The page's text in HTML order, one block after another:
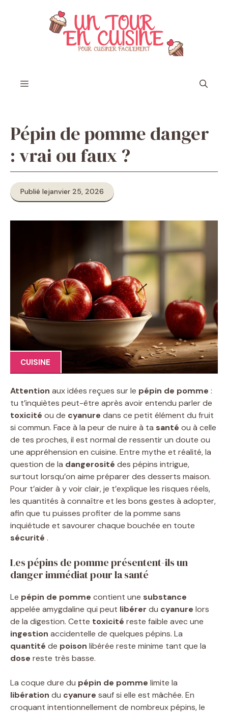
Menu
Pépin de pomme danger
: vrai ou faux ?
Publié lejanvier 25, 2026
CUISINE
Attention aux idées reçues sur le pépin de pomme :
tu t’inquiètes peut-être après avoir entendu parler de
toxicité ou de cyanure dans ce petit élément du fruit
si commun. Face à la peur de nuire à ta santé ou à celle
de tes proches, il est normal de ressentir un doute ou
une appréhension en cuisine. Entre mythe et réalité, la
question de la dangerosité des pépins intrigue,
surtout lorsqu’on aime préparer des desserts maison.
Pour t’aider à y voir clair, je t’explique les risques réels,
les quantités à connaître et les bons gestes à adopter,
afin que tu puisses profiter de la pomme sans
inquiétude et savourer chaque bouchée en toute
sécurité .
Les pépins de pomme présentent-ils un
danger immédiat pour la santé
Le pépin de pomme contient une substance
appelée amygdaline qui peut libérer du cyanure lors
de la digestion. Cette toxicité reste faible avec une
ingestion accidentelle de quelques pépins. La
quantité de poison libérée reste minime tant que la
dose reste très basse.
La coque dure du pépin de pomme limite la
libération du cyanure sauf si elle est mâchée. En
croquant intentionnellement de nombreux pépins, le